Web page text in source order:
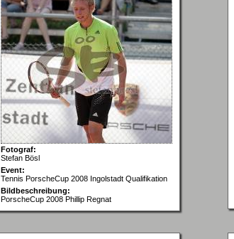
Fotograf:
Stefan Bösl
Event:
Tennis PorscheCup 2008 Ingolstadt Qualifikation
Bildbeschreibung:
PorscheCup 2008 Phillip Regnat